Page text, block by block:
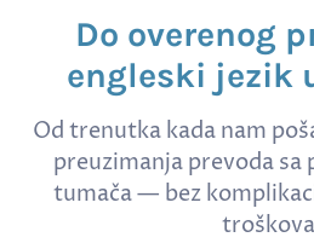
Do overenog
engleski jezik
Od trenutka kada nam
preuzimanja prevoda sa
tumača — bez